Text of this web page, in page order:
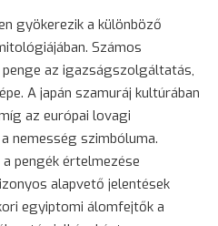
gyökerezik a különböző
Számos
az igazságszolgáltatás,
A japán szamuráj kultúrában
az európai lovagi
nemesség szimbóluma.
pengék értelmezése
alapvető jelentések
egyiptomi álomfejtők a